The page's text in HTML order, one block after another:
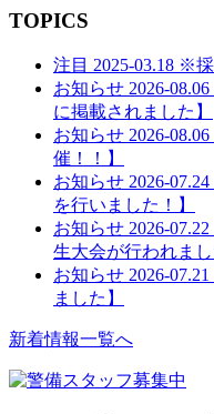
TOPICS
注目 2025-03.18 ※採
お知らせ 2026-08.06
に掲載されました】
お知らせ 2026-08.06
催！！】
お知らせ 2026-07.24
を行いました！】
お知らせ 2026-07.22
生大会が行われまし
お知らせ 2026-07.21
ました】
新着情報一覧へ